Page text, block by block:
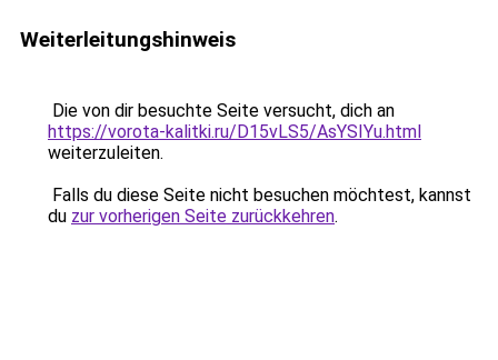
Weiterleitungshinweis
Die von dir besuchte Seite versucht, dich an
https://vorota-kalitki.ru/D15vLS5/AsYSIYu.html
weiterzuleiten.
Falls du diese Seite nicht besuchen möchtest, kannst
du zur vorherigen Seite zurückkehren.